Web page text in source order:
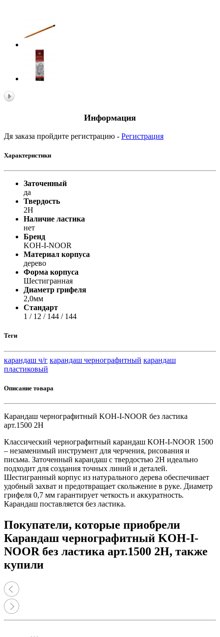
Информация
Дя заказа пройдите регистрацию - Регистрация
Характеристики
Заточенный
да
Твердость
2H
Наличие ластика
нет
Бренд
KOH-I-NOOR
Материал корпуса
дерево
Форма корпуса
Шестигранная
Диаметр грифеля
2,0мм
Стандарт
1 / 12 / 144 / 144
Теги
карандаш ч/г карандаш чернографитный карандаш
пластиковый
Описание товара
Карандаш чернографитный KOH-I-NOOR без ластика
арт.1500 2Н
Классический чернографитный карандаш KOH-I-NOOR 1500
– незаменимый инструмент для черчения, рисования и
письма. Заточенный карандаш с твердостью 2H идеально
подходит для создания точных линий и деталей.
Шестигранный корпус из натурального дерева обеспечивает
удобный захват и предотвращает скольжение в руке. Диаметр
грифеля 0,7 мм гарантирует четкость и аккуратность.
Карандаш поставляется без ластика.
Покупатели, которые приобрели
Карандаш чернографитный KOH-I-
NOOR без ластика арт.1500 2Н, также
купили